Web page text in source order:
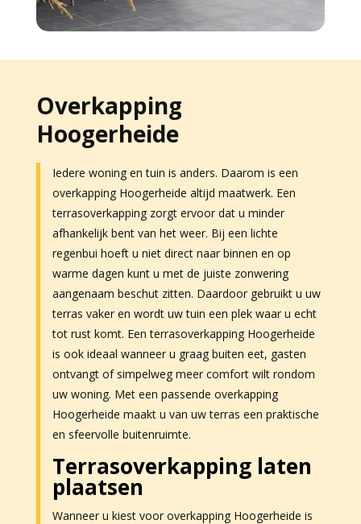
Overkapping
Hoogerheide
Iedere woning en tuin is anders. Daarom is een
overkapping Hoogerheide altijd maatwerk. Een
terrasoverkapping zorgt ervoor dat u minder
afhankelijk bent van het weer. Bij een lichte
regenbui hoeft u niet direct naar binnen en op
warme dagen kunt u met de juiste zonwering
aangenaam beschut zitten. Daardoor gebruikt u uw
terras vaker en wordt uw tuin een plek waar u echt
tot rust komt. Een terrasoverkapping Hoogerheide
is ook ideaal wanneer u graag buiten eet, gasten
ontvangt of simpelweg meer comfort wilt rondom
uw woning. Met een passende overkapping
Hoogerheide maakt u van uw terras een praktische
en sfeervolle buitenruimte.
Terrasoverkapping laten
plaatsen
Wanneer u kiest voor overkapping Hoogerheide is